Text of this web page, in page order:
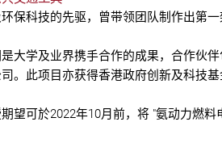
保科技的先驱，曾带领团队制作出第
大学及业界携手合作的成果，合作伙
。此项目亦获得香港政府创新及科技
望可於2022年10月前，将 "氨动力燃